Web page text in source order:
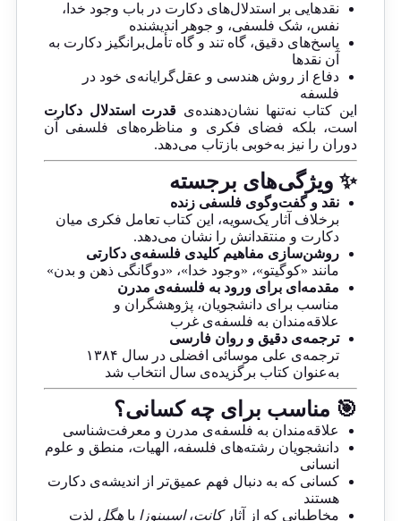
نقدهایی بر استدلال‌های دکارت در باب وجود خدا،
نفس، شک فلسفی، و جوهر اندیشنده
پاسخ‌های دقیق، گاه تند و گاه تأمل‌برانگیز دکارت به
آن نقدها
دفاع از روش هندسی و عقل‌گرایانه‌ی خود در
فلسفه
این کتاب نه‌تنها نشان‌دهنده‌ی قدرت استدلال دکارت
است، بلکه فضای فکری و مناظره‌های فلسفی آن
دوران را نیز به‌خوبی بازتاب می‌دهد.
✨ ویژگی‌های برجسته
نقد و گفت‌وگوی فلسفی زنده
برخلاف آثار یک‌سویه، این کتاب تعامل فکری میان
دکارت و منتقدانش را نشان می‌دهد.
روشن‌سازی مفاهیم کلیدی فلسفه‌ی دکارتی
مانند «کوگیتو»، «وجود خدا»، «دوگانگی ذهن و بدن»
مقدمه‌ای برای ورود به فلسفه‌ی مدرن
مناسب برای دانشجویان، پژوهشگران و
علاقه‌مندان به فلسفه‌ی غرب
ترجمه‌ی دقیق و روان فارسی
ترجمه‌ی علی موسائی افضلی در سال ۱۳۸۴
به‌عنوان کتاب برگزیده‌ی سال انتخاب شد
🎯 مناسب برای چه کسانی؟
علاقه‌مندان به فلسفه‌ی مدرن و معرفت‌شناسی
دانشجویان رشته‌های فلسفه، الهیات، منطق و علوم
انسانی
کسانی که به دنبال فهم عمیق‌تر از اندیشه‌ی دکارت
هستند
مخاطبانی که از آثارکانت،اسپینوزا یا هگل لذت